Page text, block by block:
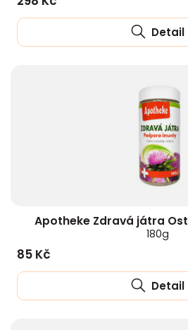
Detail
Apotheke Zdravá játra
180g
85 Kč
Detail